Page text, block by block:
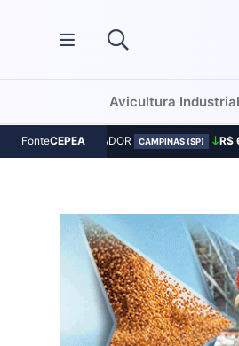
Avicultura Industrial
FonteCEPEA
MILHO - INDICADOR CAMPINAS (SP) R$